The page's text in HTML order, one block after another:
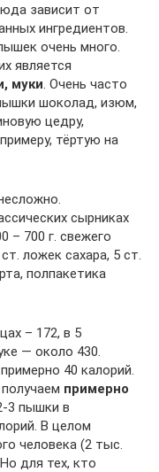
зависит от
ингредиентов.
очень много.
является
муки . Очень часто
шоколад, изюм,
цедру,
тёртую на
сырниках
– 700 г. свежего
ложек сахара, 5 ст.
полпакетика
– 172, в 5
— около 430.
40 калорий.
примерно
3 пышки в
В целом
человека (2 тыс.
для тех, кто